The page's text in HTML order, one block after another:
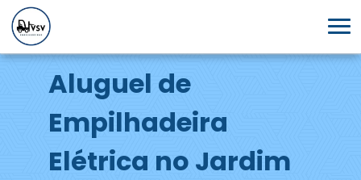
Aluguel de
Empilhadeira
Elétrica no Jardim